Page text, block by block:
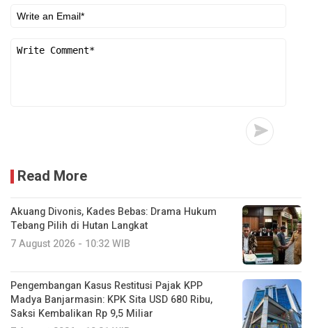
Read More
Akuang Divonis, Kades Bebas: Drama Hukum
Tebang Pilih di Hutan Langkat
7 August 2026 - 10:32 WIB
Pengembangan Kasus Restitusi Pajak KPP
Madya Banjarmasin: KPK Sita USD 680 Ribu,
Saksi Kembalikan Rp 9,5 Miliar